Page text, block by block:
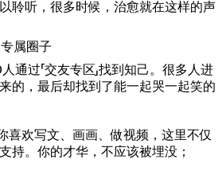
聆听，很多时候，治愈就在这样的声
属圈子
通过「交友专区」找到知己。很多人进
的，最后却找到了能一起哭一起笑的
喜欢写文、画画、做视频，这里不仅
持。你的才华，不应该被埋没；